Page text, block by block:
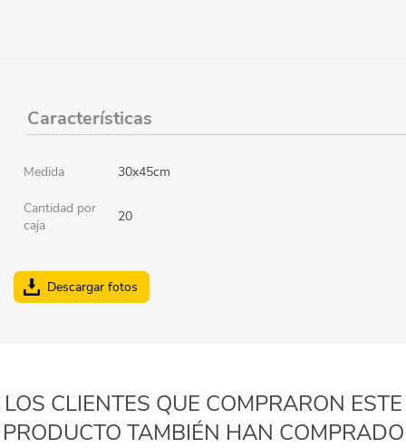
Características
Medida 30x45cm
Cantidad por
caja
20
Descargar fotos
LOS CLIENTES QUE COMPRARON ESTE
PRODUCTO TAMBIÉN HAN COMPRADO